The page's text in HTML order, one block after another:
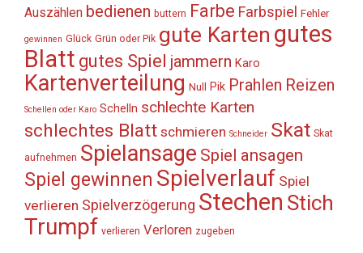
Auszählen bedienen buttern Farbe Farbspiel Fehler
gewinnen Glück Grün oder Pik gute Karten gutes
Blatt gutes Spiel jammern Karo
Kartenverteilung Null Pik Prahlen Reizen
Schellen oder Karo Schelln schlechte Karten
schlechtes Blatt schmieren Schneider Skat Skat
aufnehmen Spielansage Spiel ansagen
Spiel gewinnen Spielverlauf Spiel
verlieren Spielverzögerung Stechen Stich
Trumpf verlieren Verloren zugeben